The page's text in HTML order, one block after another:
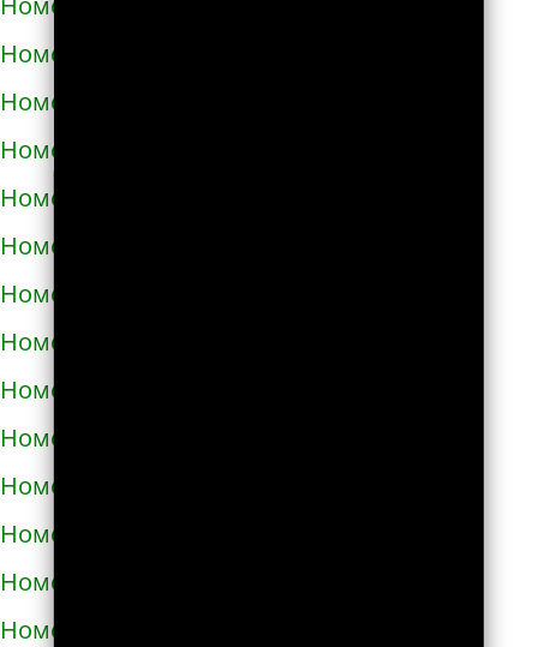
Номера телефонов такси в Бердичеве
Номера телефонов такси в Бердянске
Номера телефонов такси в Берегово
Номера телефонов такси в Бережанах
Номера телефонов такси в Березани
Номера телефонов такси в Бершади
Номера телефонов такси в Бобровице
Номера телефонов такси в Богодухове
Номера телефонов такси в Богуславе
Номера телефонов такси в Болграде
Номера телефонов такси в Болехове
Номера телефонов такси в Борзне
Номера телефонов такси в Бориславе